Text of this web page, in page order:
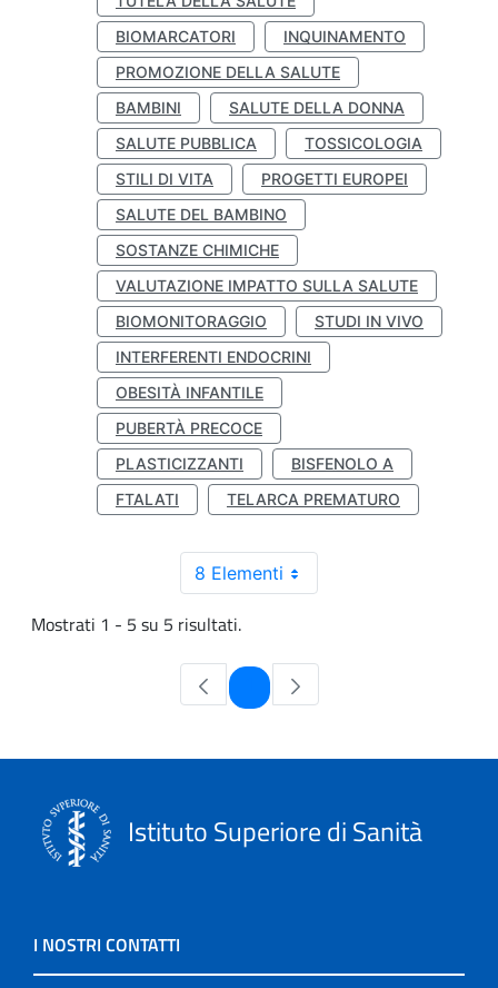
BIOMARCATORI
INQUINAMENTO
PROMOZIONE DELLA SALUTE
BAMBINI
SALUTE DELLA DONNA
SALUTE PUBBLICA
TOSSICOLOGIA
STILI DI VITA
PROGETTI EUROPEI
SALUTE DEL BAMBINO
SOSTANZE CHIMICHE
VALUTAZIONE IMPATTO SULLA SALUTE
BIOMONITORAGGIO
STUDI IN VIVO
INTERFERENTI ENDOCRINI
OBESITÀ INFANTILE
PUBERTÀ PRECOCE
PLASTICIZZANTI
BISFENOLO A
FTALATI
TELARCA PREMATURO
8 Elementi
Mostrati 1 - 5 su 5 risultati.
Pagina
Istituto Superiore di Sanità
I NOSTRI CONTATTI